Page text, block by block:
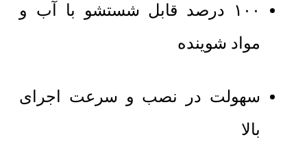
۱۰۰ درصد قابل شستشو با آب و
مواد شوینده
سهولت در نصب و سرعت اجرای
بالا